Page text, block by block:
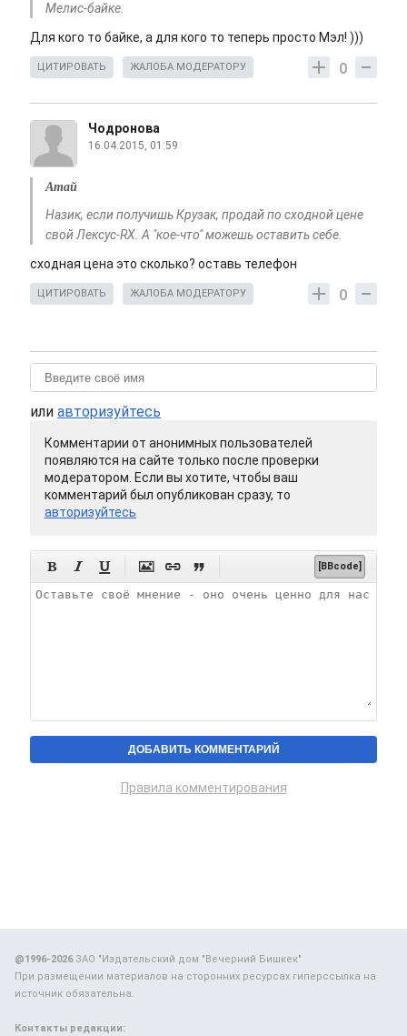
Мелис-байке.
Для кого то байке, а для кого то теперь просто Мэл! )))
0
ЦИТИРОВАТЬ ЖАЛОБА МОДЕРАТОРУ
Чодронова
16.04.2015, 01:59
Атай
Назик, если получишь Крузак, продай по сходной цене
свой Лексус-RX. А "кое-что" можешь оставить себе.
сходная цена это сколько? оставь телефон
0
ЦИТИРОВАТЬ ЖАЛОБА МОДЕРАТОРУ
или авторизуйтесь
Комментарии от анонимных пользователей
появляются на сайте только после проверки
модератором. Если вы хотите, чтобы ваш
комментарий был опубликован сразу, то
авторизуйтесь
      [BBcode]
Правила комментирования
@1996-2026ЗАО "Издательский дом "Вечерний Бишкек"
При размещении материалов на сторонних ресурсах гиперссылка на
источник обязательна.
Контакты редакции: